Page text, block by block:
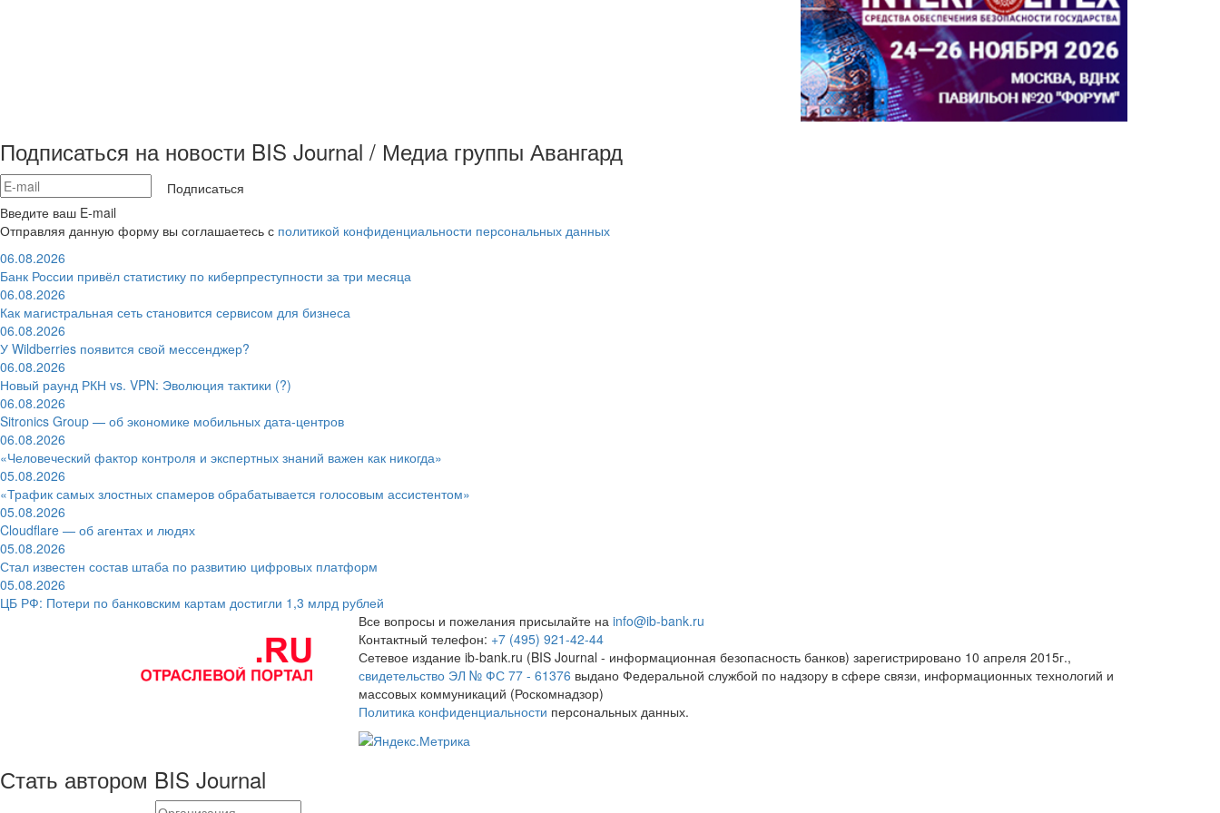
Подписаться на новости BIS Journal / Медиа группы Авангард
Подписаться
Введите ваш E-mail
Отправляя данную форму вы соглашаетесь с политикой конфиденциальности персональных данных
06.08.2026
Банк России привёл статистику по киберпреступности за три месяца
06.08.2026
Как магистральная сеть становится сервисом для бизнеса
06.08.2026
У Wildberries появится свой мессенджер?
06.08.2026
Новый раунд РКН vs. VPN: Эволюция тактики (?)
06.08.2026
Sitronics Group — об экономике мобильных дата-центров
06.08.2026
«Человеческий фактор контроля и экспертных знаний важен как никогда»
05.08.2026
«Трафик самых злостных спамеров обрабатывается голосовым ассистентом»
05.08.2026
Cloudflare — об агентах и людях
05.08.2026
Стал известен состав штаба по развитию цифровых платформ
05.08.2026
ЦБ РФ: Потери по банковским картам достигли 1,3 млрд рублей
Все вопросы и пожелания присылайте на info@ib-bank.ru
Контактный телефон: +7 (495) 921-42-44
Сетевое издание ib-bank.ru (BIS Journal - информационная безопасность банков) зарегистрировано 10 апреля 2015г.,
свидетельство ЭЛ № ФС 77 - 61376 выдано Федеральной службой по надзору в сфере связи, информационных технологий и
массовых коммуникаций (Роскомнадзор)
Политика конфиденциальности персональных данных.
Стать автором BIS Journal